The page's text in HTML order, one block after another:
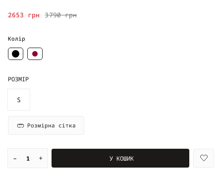
3790 грн
2653 грн
Колір
РОЗМІР
S
Розмірна сітка
– + У КОШИК